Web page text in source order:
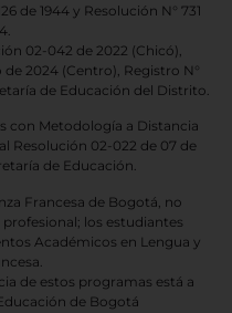
de 1944 y Resolución N° 731
02-042 de 2022 (Chicó),
de 2024 (Centro), Registro N°
de Educación del Distrito.
con Metodología a Distancia
Resolución 02-022 de 07 de
de Educación.
Francesa de Bogotá, no
los estudiantes
Académicos en Lengua y
de estos programas está a
de Bogotá